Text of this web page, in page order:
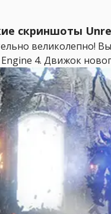
скриншоты
великолепно!
4. Движок